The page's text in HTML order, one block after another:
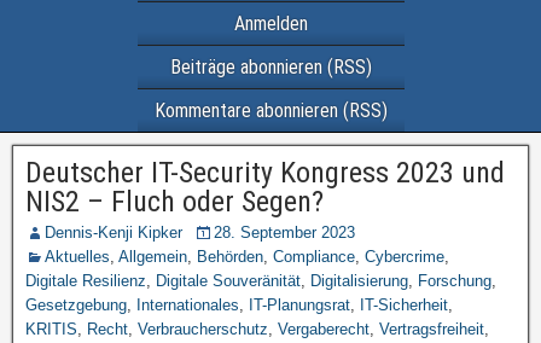
Anmelden
Beiträge abonnieren (RSS)
Kommentare abonnieren (RSS)
Deutscher IT-Security Kongress 2023 und
NIS2 – Fluch oder Segen?
Dennis-Kenji Kipker
28. September 2023
Aktuelles, Allgemein, Behörden, Compliance, Cybercrime,
Digitale Resilienz, Digitale Souveränität, Digitalisierung, Forschung,
Gesetzgebung, Internationales, IT-Planungsrat, IT-Sicherheit,
KRITIS, Recht, Verbraucherschutz, Vergaberecht, Vertragsfreiheit,